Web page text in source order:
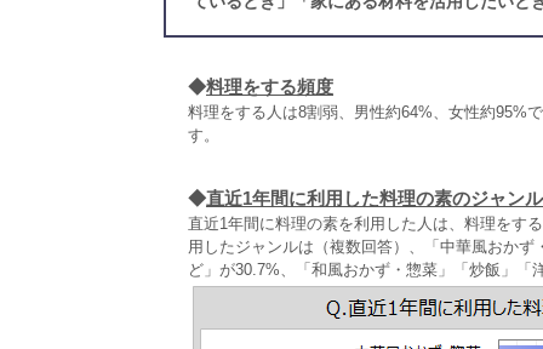
◆料理をする頻度
料理をする人は8割弱、男性約64%、女性約95%
す。
◆直近1年間に利用した料理の素のジャンル
直近1年間に料理の素を利用した人は、料理をす
用したジャンルは（複数回答）、「中華風おか
ど」が30.7%、「和風おかず・惣菜」「炒飯」「